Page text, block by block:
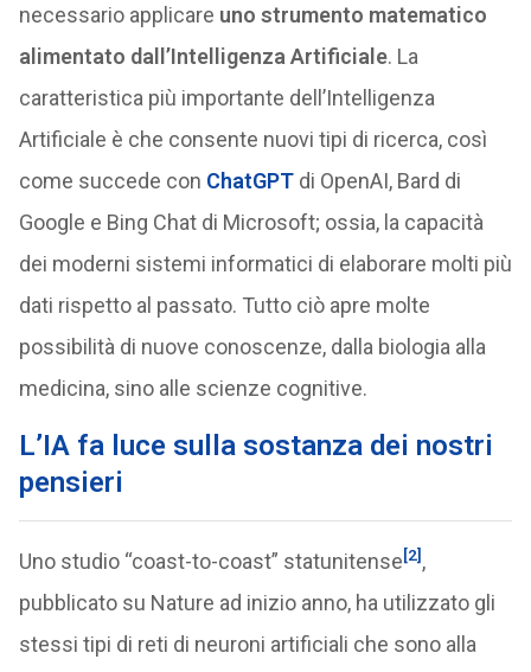
necessario applicare uno strumento matematico
alimentato dall’Intelligenza Artificiale. La
caratteristica più importante dell’Intelligenza
Artificiale è che consente nuovi tipi di ricerca, così
come succede con ChatGPTdi OpenAI, Bard di
Google e Bing Chat di Microsoft; ossia, la capacità
dei moderni sistemi informatici di elaborare molti più
dati rispetto al passato. Tutto ciò apre molte
possibilità di nuove conoscenze, dalla biologia alla
medicina, sino alle scienze cognitive.
L’IA fa luce sulla sostanza dei nostri
pensieri
Uno studio “coast-to-coast” statunitense[2] ,
pubblicato su Nature ad inizio anno, ha utilizzato gli
stessi tipi di reti di neuroni artificiali che sono alla